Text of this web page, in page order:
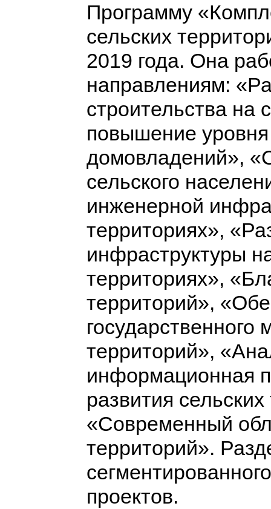
Программу
сельских
2019 года. Она
направлениям:
строительства на
повышение уровня
домовладений»,
сельского
инженерной
территориях»,
инфраструктуры
территориях»,
территорий»,
государственного
территорий»,
информационная
развития
«Современный
территорий».
проектов.